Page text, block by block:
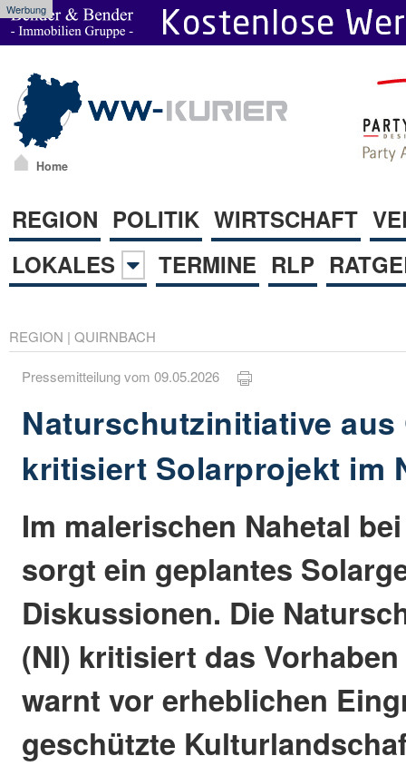
Werbung
Home
REGION POLITIK WIRTSCHAFT
LOKALES
TERMINE RLP
REGION | QUIRNBACH
Pressemitteilung vom 09.05.2026
Naturschutzinitiative
kritisiert Solarprojekt im
Im malerischen Nahetal
sorgt ein geplantes
Diskussionen. Die
(NI) kritisiert das
warnt vor erheblichen
geschützte